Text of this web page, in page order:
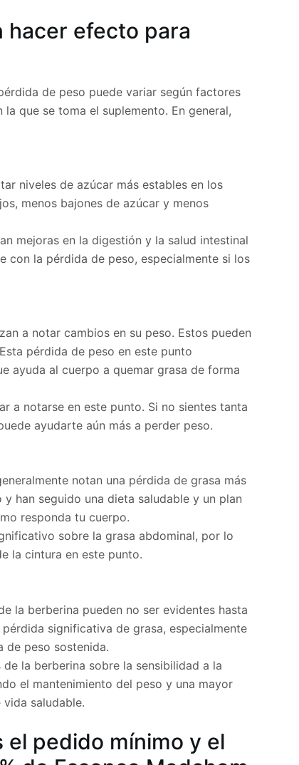
hacer efecto para
de peso puede variar según factores
que se toma el suplemento. En general,
niveles de azúcar más estables en los
menos bajones de azúcar y menos
mejoras en la digestión y la salud intestinal
con la pérdida de peso, especialmente si los
a notar cambios en su peso. Estos pueden
pérdida de peso en este punto
ayuda al cuerpo a quemar grasa de forma
a notarse en este punto. Si no sientes tanta
ayudarte aún más a perder peso.
notan una pérdida de grasa más
han seguido una dieta saludable y un plan
responda tu cuerpo.
sobre la grasa abdominal, por lo
la cintura en este punto.
la berberina pueden no ser evidentes hasta
significativa de grasa, especialmente
de peso sostenida.
la berberina sobre la sensibilidad a la
el mantenimiento del peso y una mayor
saludable.
el pedido mínimo y el